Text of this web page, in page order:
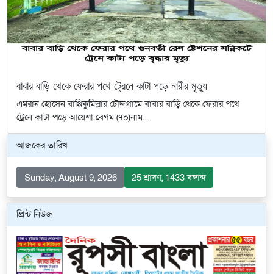
বাবার বাড়ি থেকে ফেরার পথে ট্রেনে কাটা পড়ে নারীর মৃত্যু
এমরান হোসেন বাপ্পিকুমিল্লার চৌদ্দগ্রামে বাবার বাড়ি থেকে ফেরার পথে
ট্রেনে কাটা পড়ে আয়েশা বেগম (৭০)নাম...
আজকের তারিখ
Sunday, August 9, 2026 25 শ্রাবণ, 1433 বঙ্গাব্দ
প্রিন্ট নিউজ